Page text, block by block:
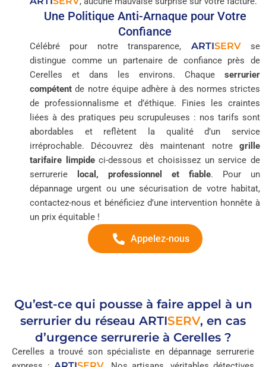
Une Politique Anti-Arnaque pour Votre
Confiance
Célébré pour notre transparence, ARTISERVse
distingue comme un partenaire de confiance près de
Cerelles et dans les environs. Chaque serrurier
compétent de notre équipe adhère à des normes strictes
de professionnalisme et d’éthique. Finies les craintes
liées à des pratiques peu scrupuleuses : nos tarifs sont
abordables et reflètent la qualité d’un service
irréprochable. Découvrez dès maintenant notre grille
tarifaire limpideci-dessous et choisissez un service de
serrurerie
local, professionnel et fiable. Pour un
dépannage urgent ou une sécurisation de votre habitat,
contactez-nous et bénéficiez d’une intervention honnête à
un prix équitable !
Appelez-nous
Qu’est-ce qui pousse à faire appel à un
serrurier du réseau ARTISERV, en cas
d’urgence serrurerie à Cerelles ?
Cerelles a trouvé son spécialiste en dépannage serrurerie